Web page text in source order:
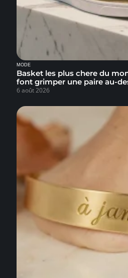
MODE
Basket les plus chere du
font grimper une paire au-
6 août 2026